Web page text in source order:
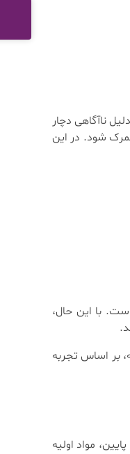
ناآگاهی دچار
شود. در این
با این حال،
بر اساس تجربه
مواد اولیه